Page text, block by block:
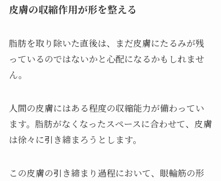
皮膚の収縮作用が形を整える
脂肪を取り除いた直後は、まだ皮膚にたるみが残
っているのではないかと心配になるかもしれませ
ん。
人間の皮膚にはある程度の収縮能力が備わってい
ます。脂肪がなくなったスペースに合わせて、皮膚
は徐々に引き締まろうとします。
この皮膚の引き締まり過程において、眼輪筋の形